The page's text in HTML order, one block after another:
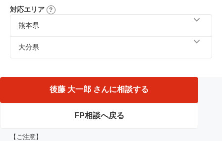
対応エリア
熊本県
熊本市
大分県
東国東郡、中津市、日田市、臼杵市、由布市、津久見市、
別府市、佐伯市、玖珠郡、豊後大野市、竹田市
後藤 大一郎 さんに相談する
FP相談へ戻る
【ご注意】